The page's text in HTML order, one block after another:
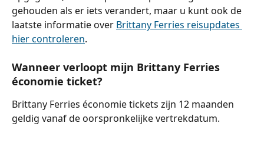
gehouden als er iets verandert, maar u kunt ook de
laatste informatie over Brittany Ferries reisupdates
hier controleren.
Wanneer verloopt mijn Brittany Ferries
économie ticket?
Brittany Ferries économie tickets zijn 12 maanden
geldig vanaf de oorspronkelijke vertrekdatum.